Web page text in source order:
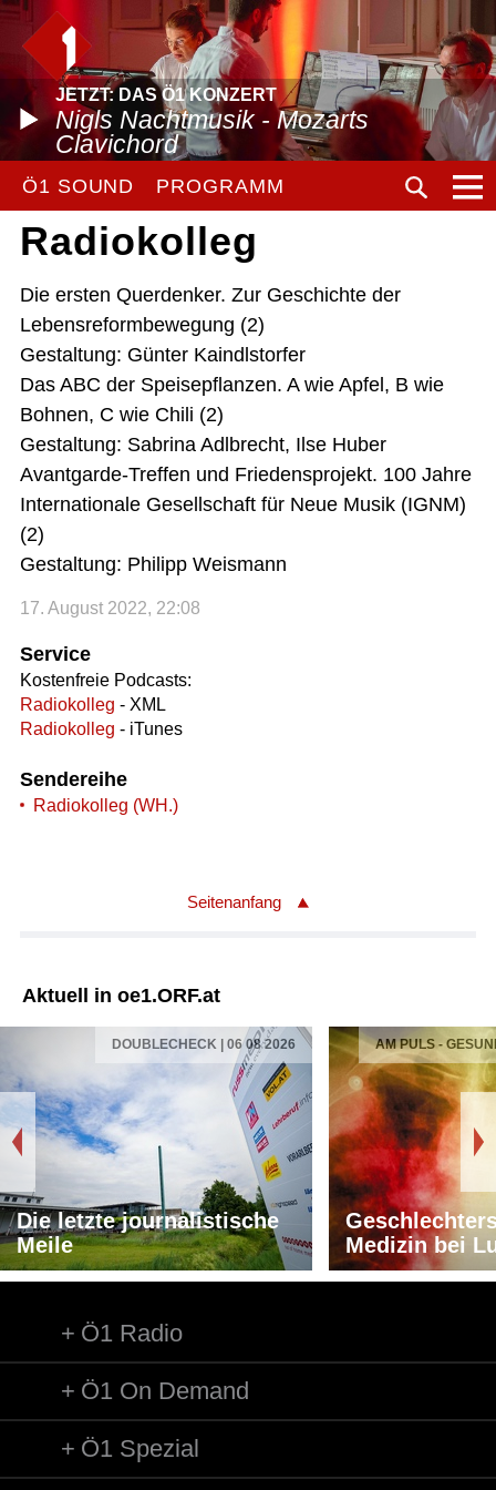
JETZT: DAS Ö1 KONZERT
Nigls Nachtmusik - Mozarts
Clavichord
Ö1 SOUND PROGRAMM
Radiokolleg
Die ersten Querdenker. Zur Geschichte der
Lebensreformbewegung (2)
Gestaltung: Günter Kaindlstorfer
Das ABC der Speisepflanzen. A wie Apfel, B wie
Bohnen, C wie Chili (2)
Gestaltung: Sabrina Adlbrecht, Ilse Huber
Avantgarde-Treffen und Friedensprojekt. 100 Jahre
Internationale Gesellschaft für Neue Musik (IGNM)
(2)
Gestaltung: Philipp Weismann
17. August 2022, 22:08
Service
Kostenfreie Podcasts:
Radiokolleg - XML
Radiokolleg - iTunes
Sendereihe
Radiokolleg (WH.)
Seitenanfang
Aktuell in oe1.ORF.at
DOUBLECHECK | 06 08 2026
Die letzte journalistische
Meile
AM PULS -
Medizin bei
Ö1 Radio
Ö1 On Demand
Ö1 Spezial